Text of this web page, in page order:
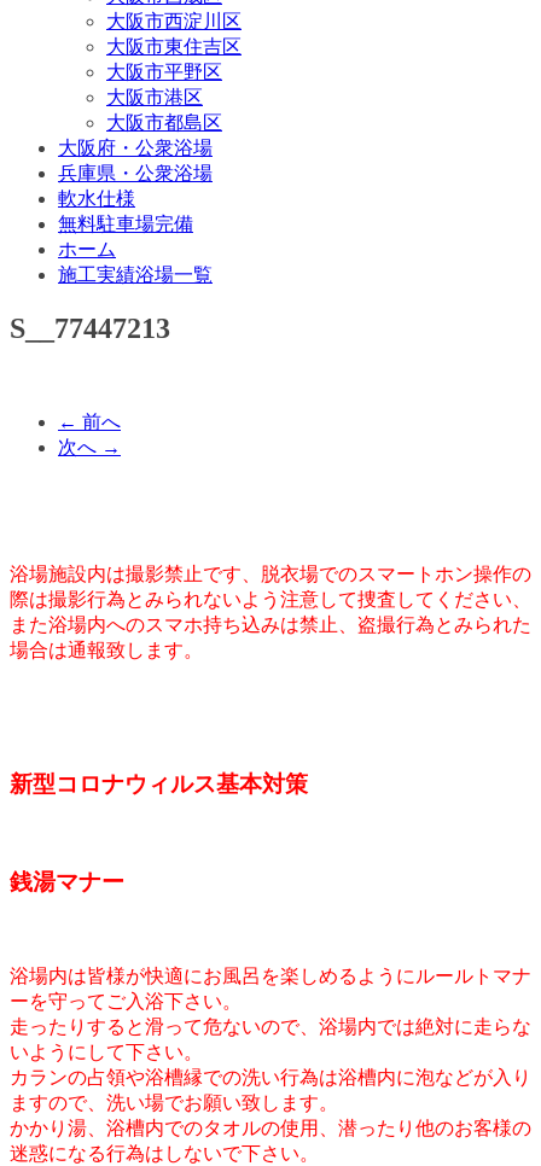
大阪市西淀川区
大阪市東住吉区
大阪市平野区
大阪市港区
大阪市都島区
大阪府・公衆浴場
兵庫県・公衆浴場
軟水仕様
無料駐車場完備
ホーム
施工実績浴場一覧
S__77447213
← 前へ
次へ →
浴場施設内は撮影禁止です、脱衣場でのスマートホン操作の
際は撮影行為とみられないよう注意して捜査してください、
また浴場内へのスマホ持ち込みは禁止、盗撮行為とみられた
場合は通報致します。
新型コロナウィルス基本対策
銭湯マナー
浴場内は皆様が快適にお風呂を楽しめるようにルールトマナ
ーを守ってご入浴下さい。
走ったりすると滑って危ないので、浴場内では絶対に走らな
いようにして下さい。
カランの占領や浴槽縁での洗い行為は浴槽内に泡などが入り
ますので、洗い場でお願い致します。
かかり湯、浴槽内でのタオルの使用、潜ったり他のお客様の
迷惑になる行為はしないで下さい。